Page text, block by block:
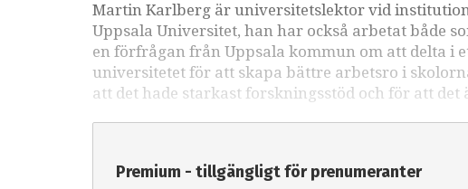
Martin Karlberg är universitetslektor vid
Uppsala Universitet, han har också arbetat både
en förfrågan från Uppsala kommun om att delta i
universitetet för att skapa bättre arbetsro i
att det hade starkast forskningsstöd och för att det
Premium - tillgängligt för prenumeranter